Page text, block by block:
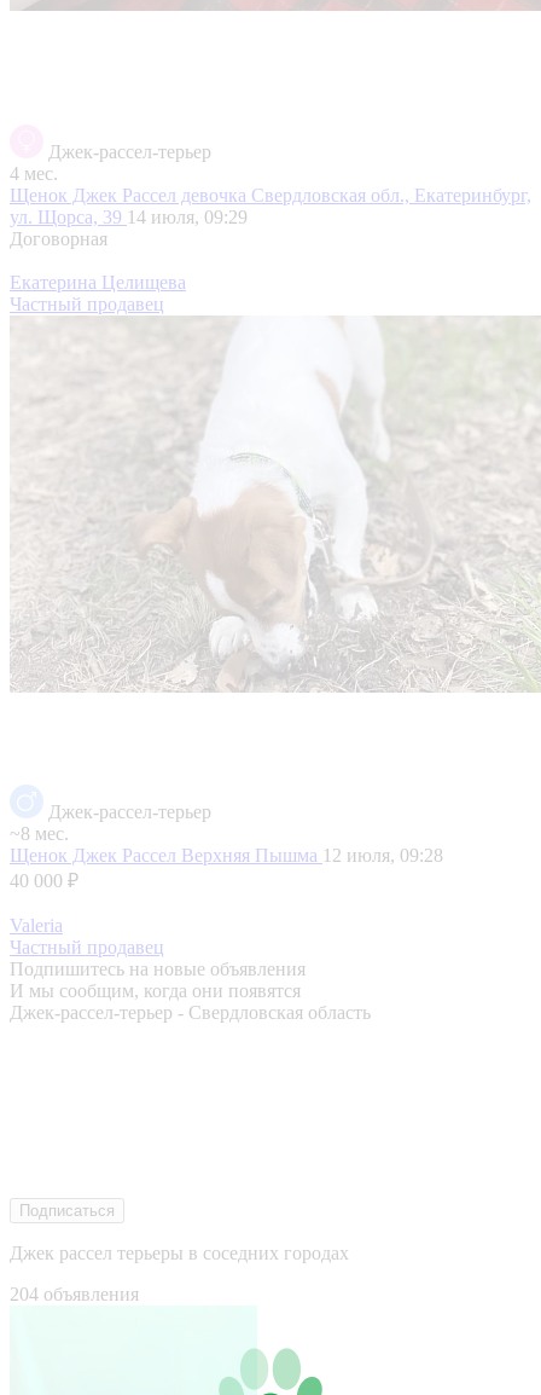
Джек-рассел-терьер
4 мес.
Щенок Джек Рассел девочка Свердловская обл., Екатеринбург,
ул. Щорса, 39 14 июля, 09:29
Договорная
Екатерина Целищева
Частный продавец
Джек-рассел-терьер
~8 мес.
Щенок Джек Рассел Верхняя Пышма 12 июля, 09:28
40 000 ₽
Valeria
Частный продавец
Подпишитесь на новые объявления
И мы сообщим, когда они появятся
Джек-рассел-терьер - Свердловская область
Подписаться
Джек рассел терьеры в соседних городах
204 объявления